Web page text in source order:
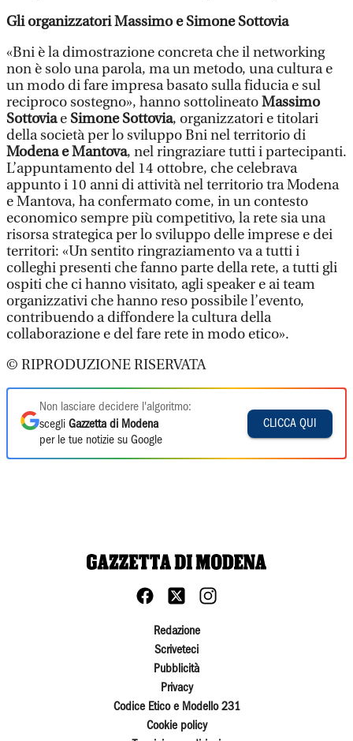
Gli organizzatori Massimo e Simone Sottovia
«Bni è la dimostrazione concreta che il networking
non è solo una parola, ma un metodo, una cultura e
un modo di fare impresa basato sulla fiducia e sul
reciproco sostegno», hanno sottolineatoMassimo
Sottoviae Simone Sottovia, organizzatori e titolari
della società per lo sviluppo Bni nel territorio di
Modena e Mantova, nel ringraziare tutti i partecipanti.
L’appuntamento del 14 ottobre, che celebrava
appunto i 10 anni di attività nel territorio tra Modena
e Mantova, ha confermato come, in un contesto
economico sempre più competitivo, la rete sia una
risorsa strategica per lo sviluppo delle imprese e dei
territori: «Un sentito ringraziamento va a tutti i
colleghi presenti che fanno parte della rete, a tutti gli
ospiti che ci hanno visitato, agli speaker e ai team
organizzativi che hanno reso possibile l’evento,
contribuendo a diffondere la cultura della
collaborazione e del fare rete in modo etico».
© RIPRODUZIONE RISERVATA
Non lasciare decidere l'algoritmo:
scegli Gazzetta di Modena
per le tue notizie su Google
CLICCA QUI
Redazione
Scriveteci
Pubblicità
Privacy
Codice Etico e Modello 231
Cookie policy